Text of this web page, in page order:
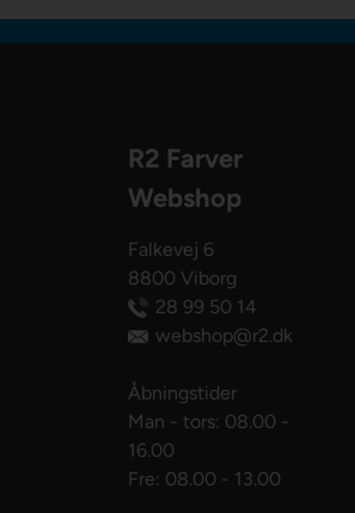
R2 Farver
Webshop
Falkevej 6
8800 Viborg
28 99 50 14
webshop@r2.dk
Åbningstider
Man - tors: 08.00 -
16.00
Fre: 08.00 - 13.00